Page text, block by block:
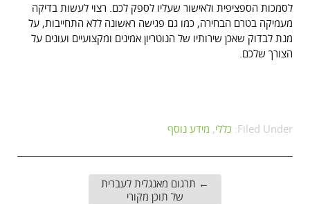
לסמכות הספציפית ולאישור שעליו לספק לכם. רצוי לעשות בדיקה
מעמיקה בטרם הבחירה, כמו גם פגישה ראשונה ללא התחייבות, על
מנת לבדוק שאכן שירותיו של הנוטריון אמינים ומקצועיים ועונים על
הצורך שלכם.
Filed Under: כללי, מידע נוסף
← תרגום מאנגלית לעברית
של תוכן מקורי